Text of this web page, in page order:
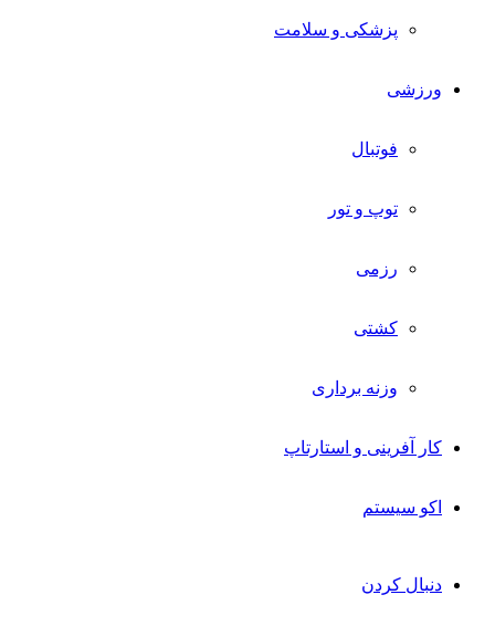
پزشکی و سلامت
ورزشی
فوتبال
توپ و تور
رزمی
کشتی
وزنه برداری
کار آفرینی و استارتاپ
اکو سیستم
دنبال کردن